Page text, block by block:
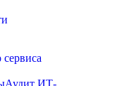
сервиса
Аудит ИТ-